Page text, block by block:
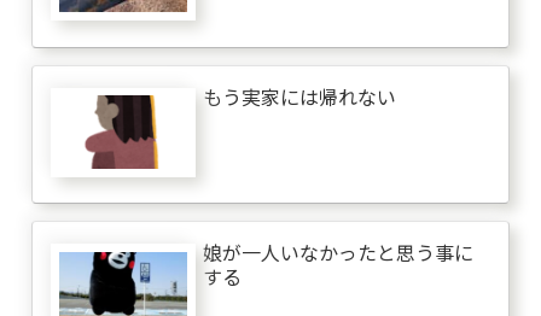
もう実家には帰れない
娘が一人いなかったと思う事に
する